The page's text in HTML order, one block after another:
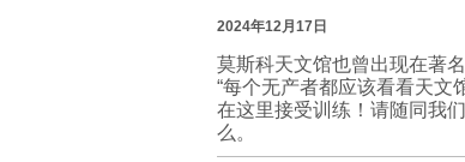
2024年12月17日
莫斯科天文馆也曾出现在著
“每个无产者都应该看看天文
在这里接受训练！请随同我
么。